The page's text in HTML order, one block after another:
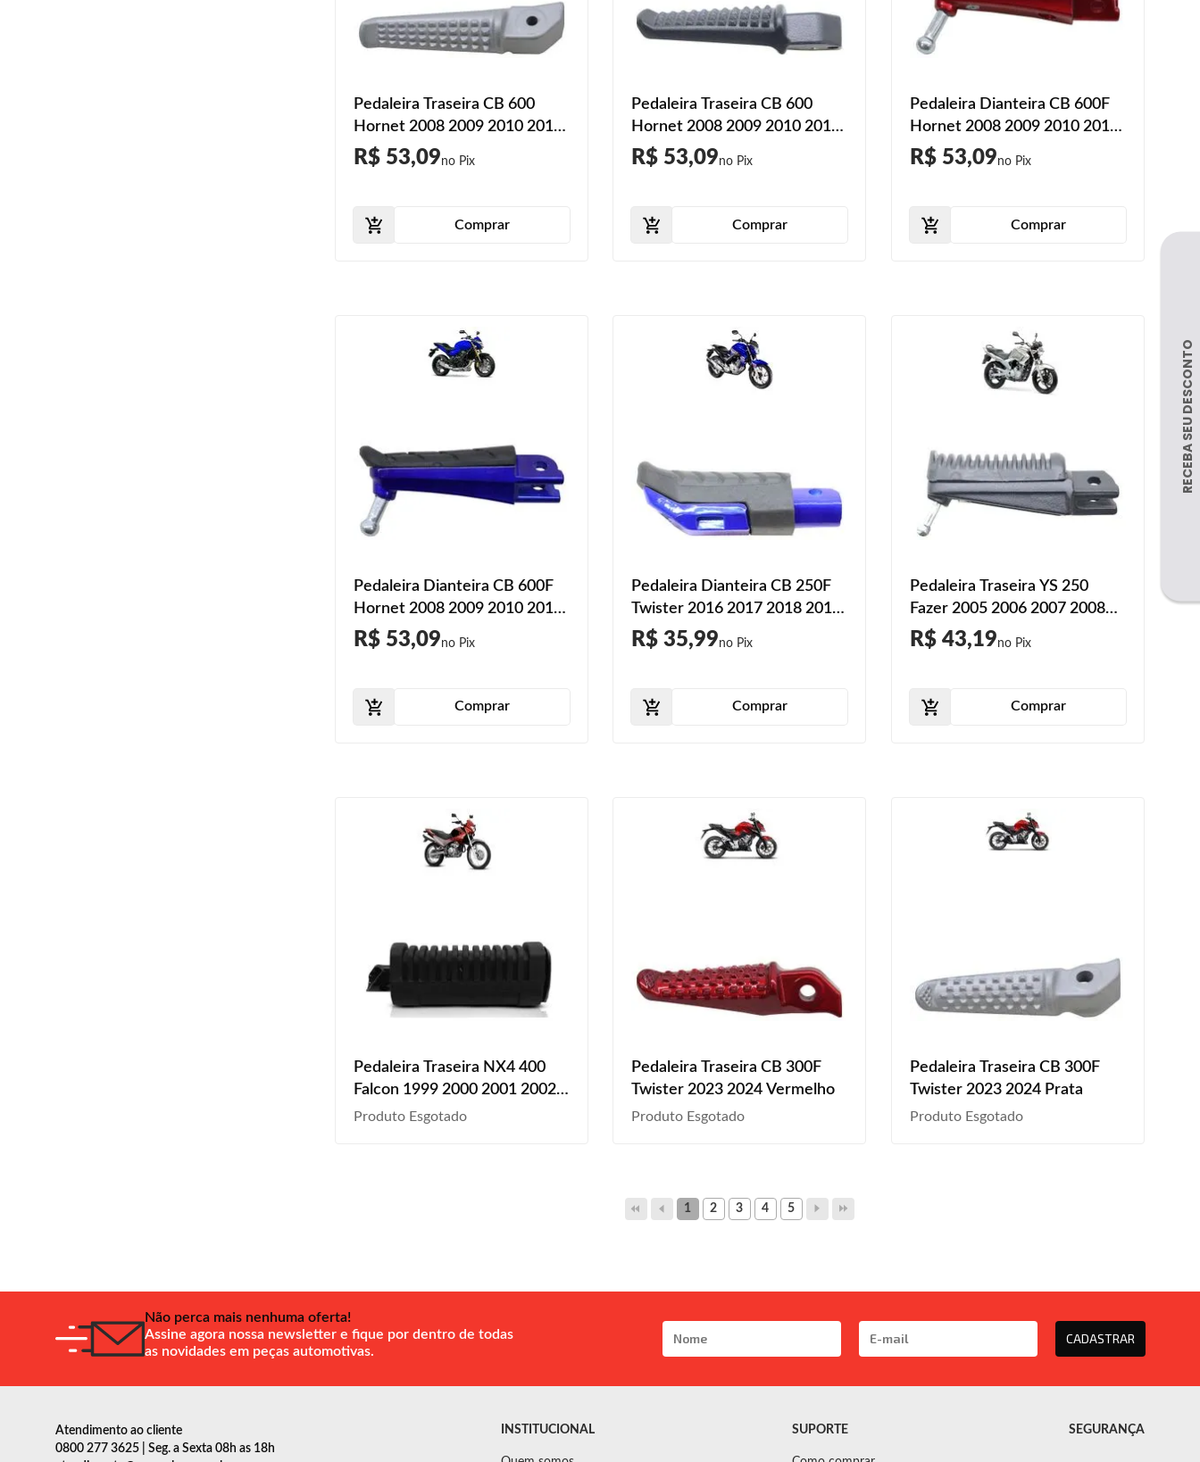
Pedaleira Traseira CB 600
Hornet 2008 2009 2010 2011
2012 2013 2014 2015
R$ 53,09
Comprar
Pedaleira Traseira CB 600
Hornet 2008 2009 2010 2011
2012 2013 2014 2015 Preto
R$ 53,09
Comprar
Pedaleira Dianteira CB 600F
Hornet 2008 2009 2010 2011
2012 2013 2014 2015
Vermelho
R$ 53,09
Comprar
Pedaleira Dianteira CB 600F
Hornet 2008 2009 2010 2011
2012 2013 2014 2015 Azul
R$ 53,09
Comprar
Pedaleira Dianteira CB 250F
Twister 2016 2017 2018 2019
2020 2021 2022 Azul
R$ 35,99
Comprar
Pedaleira Traseira YS 250
Fazer 2005 2006 2007 2008
2009 2010 2011 2012 2013
2014 2015 2016 2017 Preto
R$ 43,19
Comprar
Pedaleira Traseira NX4 400
Falcon 1999 2000 2001 2002
2003 2004 2005 2006 2007
Produto Esgotado
Pedaleira Traseira CB 300F
Twister 2023 2024 Vermelho
Produto Esgotado
Pedaleira Traseira CB 300F
Twister 2023 2024 Prata
Produto Esgotado
1 2 3 4 5
Não perca mais nenhuma oferta!
Assine agora nossa newsletter e fique por dentro de todas
as novidades em peças automotivas.
CADASTRAR
Atendimento ao cliente
0800 277 3625 | Seg. a Sexta 08h as 18h
INSTITUCIONAL SUPORTE SEGURANÇA